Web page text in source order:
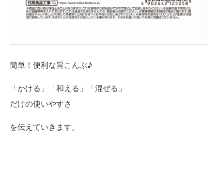
簡単！便利な旨こんぶ♪
「かける」「和える」「混ぜる」
だけの使いやすさ
を伝えていきます。